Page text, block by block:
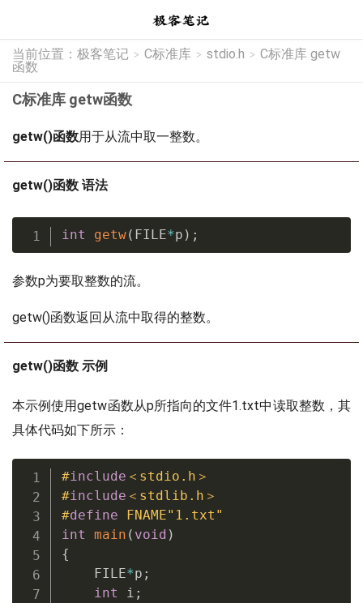
当前位置： 极客笔记 > C标准库 > stdio.h > C标准库 getw
函数
C标准库 getw函数
getw()函数用于从流中取一整数。
getw()函数 语法
int getw( FILE*p ) ;
参数p为要取整数的流。
getw()函数返回从流中取得的整数。
getw()函数 示例
本示例使用getw函数从p所指向的文件1.txt中读取整数，其
具体代码如下所示：
#include ＜stdio.h＞
#include ＜stdlib.h＞
#define FNAME"1.txt"
int
main ( void )
{
    FILE
*p ;
int i ;